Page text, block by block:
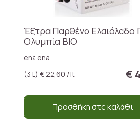
Έξτρα Παρθένο Ελαιόλαδο
Ολυμπία BIO
ena ena
(3 L) € 22,60 / lt
€
Προσθήκη στο καλάθι